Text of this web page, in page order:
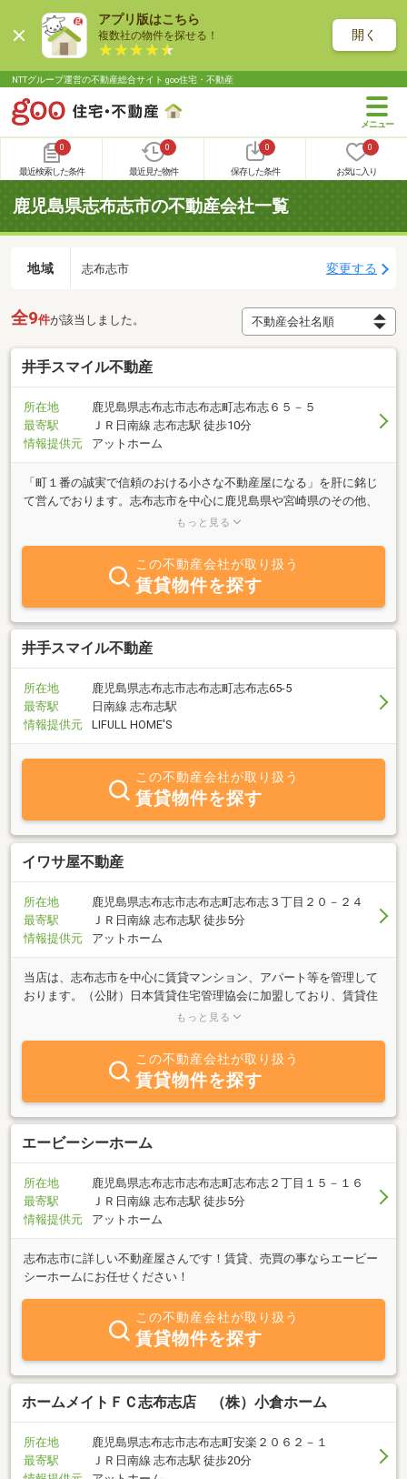
アプリ版はこちら
複数社の物件を探せる！ 開く
NTTグループ運営の不動産総合サイト goo住宅・不動産
0
最近検索した条件
0
最近見た物件
0
保存した条件
0
お気に入り
鹿児島県志布志市の不動産会社一覧
地域 志布志市 変更する
全9件が該当しました。
井手スマイル不動産
所在地
鹿児島県志布志市志布志町志布志６５－５
最寄駅
ＪＲ日南線 志布志駅 徒歩10分
情報提供元
アットホーム
「町１番の誠実で信頼のおける小さな不動産屋になる」を肝に銘じ
て営んでおります。志布志市を中心に鹿児島県や宮崎県のその他、
不動産に関する事なら何でも対応させて頂きます。ぜひ電話かメー
もっと見る
この不動産会社が取り扱う
賃貸物件を探す
井手スマイル不動産
所在地
鹿児島県志布志市志布志町志布志65-5
最寄駅
日南線 志布志駅
情報提供元
LIFULL HOME'S
この不動産会社が取り扱う
賃貸物件を探す
イワサ屋不動産
所在地
鹿児島県志布志市志布志町志布志３丁目２０－２４
最寄駅
ＪＲ日南線 志布志駅 徒歩5分
情報提供元
アットホーム
当店は、志布志市を中心に賃貸マンション、アパート等を管理して
おります。（公財）日本賃貸住宅管理協会に加盟しており、賃貸住
宅における健全かつ専門的な畝い・管理業務の確立並びに普及を通
寄与することをモットーとしております！「売りたい」「買いた
い」「貸したい」「借りたい」「建てたい」不動産に関することは
何でもお気軽にご相談下さい。
もっと見る
この不動産会社が取り扱う
賃貸物件を探す
エービーシーホーム
所在地
鹿児島県志布志市志布志町志布志２丁目１５－１６
最寄駅
ＪＲ日南線 志布志駅 徒歩5分
情報提供元
アットホーム
志布志市に詳しい不動産屋さんです！賃貸、売買の事ならエービー
シーホームにお任せください！
この不動産会社が取り扱う
賃貸物件を探す
ホームメイトＦＣ志布志店 （株）小倉ホーム
所在地
鹿児島県志布志市志布志町安楽２０６２－１
最寄駅
ＪＲ日南線 志布志駅 徒歩20分